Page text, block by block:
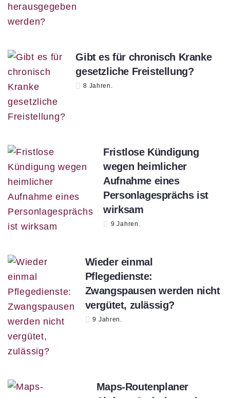
Gibt es für chronisch Kranke
gesetzliche Freistellung?
8 Jahren.
Fristlose Kündigung
wegen heimlicher
Aufnahme eines
Personlagesprächs ist
wirksam
9 Jahren.
Wieder einmal
Pflegedienste:
Zwangspausen werden nicht
vergütet, zulässig?
9 Jahren.
Maps-Routenplaner